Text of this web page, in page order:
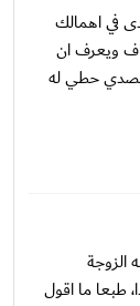
في اهمالك
ويعرف ان
قصدي حطي له
الزوجة
طبعا ما اقول